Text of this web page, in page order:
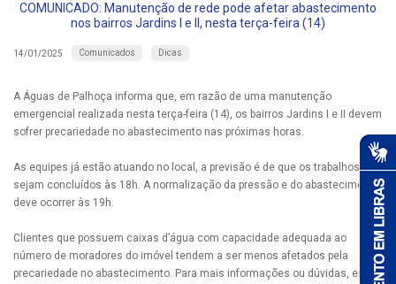
COMUNICADO: Manutenção de rede pode afetar abastecimento
nos bairros Jardins I e II, nesta terça-feira (14)
14/01/2025 Comunicados Dicas
A Águas de Palhoça informa que, em razão de uma manutenção
emergencial realizada nesta terça-feira (14), os bairros Jardins I e II devem
sofrer precariedade no abastecimento nas próximas horas.
As equipes já estão atuando no local, a previsão é de que os trabalhos
sejam concluídos às 18h. A normalização da pressão e do abastecimento
deve ocorrer às 19h.
Clientes que possuem caixas d’água com capacidade adequada ao
número de moradores do imóvel tendem a ser menos afetados pela
precariedade no abastecimento. Para mais informações ou dúvidas, entre